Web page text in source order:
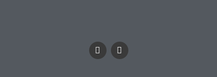
F
a
c
I
n
s